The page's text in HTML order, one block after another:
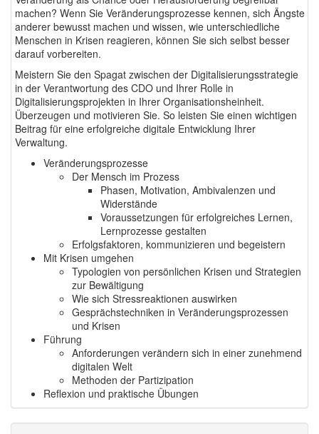
machen? Wenn Sie Veränderungsprozesse kennen, sich Ängste
anderer bewusst machen und wissen, wie unterschiedliche
Menschen in Krisen reagieren, können Sie sich selbst besser
darauf vorbereiten.
Meistern Sie den Spagat zwischen der Digitalisierungsstrategie
in der Verantwortung des CDO und Ihrer Rolle in
Digitalisierungsprojekten in Ihrer Organisationsheinheit.
Überzeugen und motivieren Sie. So leisten Sie einen wichtigen
Beitrag für eine erfolgreiche digitale Entwicklung Ihrer
Verwaltung.
Veränderungsprozesse
Der Mensch im Prozess
Phasen, Motivation, Ambivalenzen und
Widerstände
Voraussetzungen für erfolgreiches Lernen,
Lernprozesse gestalten
Erfolgsfaktoren, kommunizieren und begeistern
Mit Krisen umgehen
Typologien von persönlichen Krisen und Strategien
zur Bewältigung
Wie sich Stressreaktionen auswirken
Gesprächstechniken in Veränderungsprozessen
und Krisen
Führung
Anforderungen verändern sich in einer zunehmend
digitalen Welt
Methoden der Partizipation
Reflexion und praktische Übungen